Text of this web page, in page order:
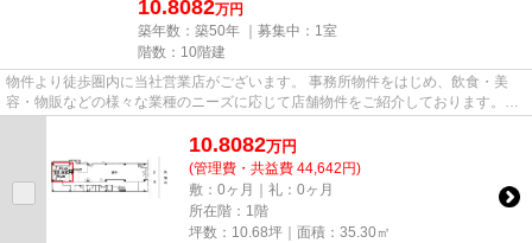
10.8082万円
築年数：築50年 ｜募集中： 1室
階数：10階建
物件より徒歩圏内に当社営業店がございます。 事務所物件をはじめ、飲食・美
容・物販などの様々な業種のニーズに応じて店舗物件をご紹介しております。
尚、弊社ではおとり広告は一切...
10.8082万円
(管理費・共益費 44,642円)
敷：0ヶ月｜礼：0ヶ月
所在階：1階
坪数：10.68坪｜面積：35.30㎡